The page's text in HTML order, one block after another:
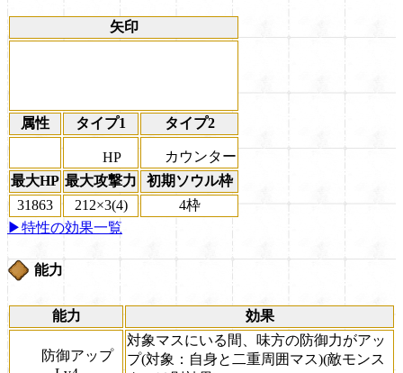
矢印
属性 タイプ1 タイプ2
HP
カウンター
最大HP 最大攻撃力
初期ソウル枠
31863
212×3(4)
4枠
▶特性の効果一覧
能力
能力 効果
防御アップ
対象マスにいる間、味方の防御力がアッ
プ(対象：自身と二重周囲マス)(敵モンス